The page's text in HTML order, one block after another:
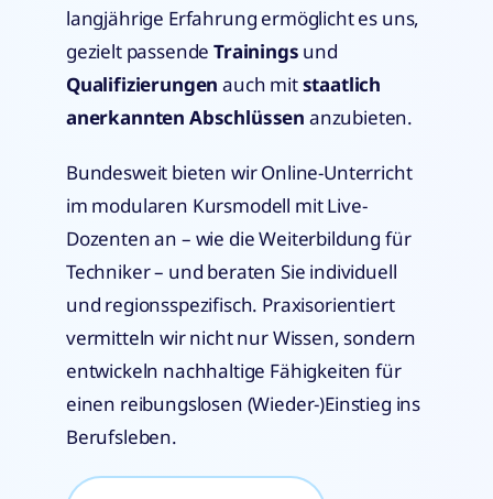
langjährige Erfahrung ermöglicht es uns,
gezielt passendeTrainings und
Qualifizierungen auch mitstaatlich
anerkannten Abschlüssen anzubieten.
Bundesweit bieten wir Online-Unterricht
im modularen Kursmodell mit Live-
Dozenten an – wie die Weiterbildung für
Techniker – und beraten Sie individuell
und regionsspezifisch. Praxisorientiert
vermitteln wir nicht nur Wissen, sondern
entwickeln nachhaltige Fähigkeiten für
einen reibungslosen (Wieder-)Einstieg ins
Berufsleben.